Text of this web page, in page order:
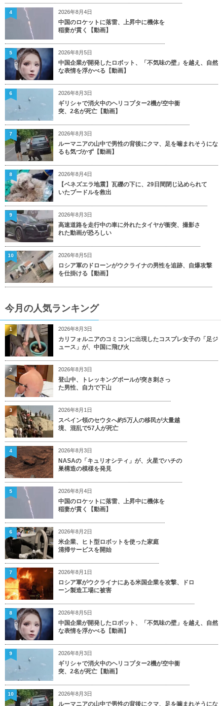
2026年8月4日
中国のロケットに落雷、上昇中に機体を
稲妻が貫く【動画】
4
2026年8月5日
中国企業が開発したロボット、「不気味の壁」を越え、自然
な表情を浮かべる【動画】
5
2026年8月3日
ギリシャで消火中のヘリコプター2機が空中衝
突、2名が死亡【動画】
6
2026年8月3日
ルーマニアの山中で男性の背後にクマ、足を噛まれそうにな
るも気づかず【動画】
7
2026年8月4日
【ベネズエラ地震】瓦礫の下に、29日間閉じ込められて
いたプードルを救出
8
2026年8月3日
高速道路を走行中の車に外れたタイヤが衝突、撮影さ
れた動画が恐ろしい
9
2026年8月5日
ロシア軍のドローンがウクライナの男性を追跡、自爆攻撃
を仕掛ける【動画】
10
今月の人気ランキング
2026年8月3日
カリフォルニアのコミコンに出現したコスプレ女子の「足ジ
ュース」が、中国に飛び火
1
2026年8月3日
登山中、トレッキングポールが突き刺さっ
た男性、自力で下山
2
2026年8月1日
スペイン領のセウタへ約5万人の移民が大量越
境、混乱で57人が死亡
3
2026年8月3日
NASAの「キュリオシティ」が、火星でハチの
巣構造の模様を発見
4
2026年8月4日
中国のロケットに落雷、上昇中に機体を
稲妻が貫く【動画】
5
2026年8月2日
米企業、ヒト型ロボットを使った家庭
清掃サービスを開始
6
2026年8月1日
ロシア軍がウクライナにある米国企業を攻撃、ドロ
ーン製造工場に被害
7
2026年8月5日
中国企業が開発したロボット、「不気味の壁」を越え、自然
な表情を浮かべる【動画】
8
2026年8月3日
ギリシャで消火中のヘリコプター2機が空中衝
突、2名が死亡【動画】
9
2026年8月3日
ルーマニアの山中で男性の背後にクマ、足を噛まれそうにな
10